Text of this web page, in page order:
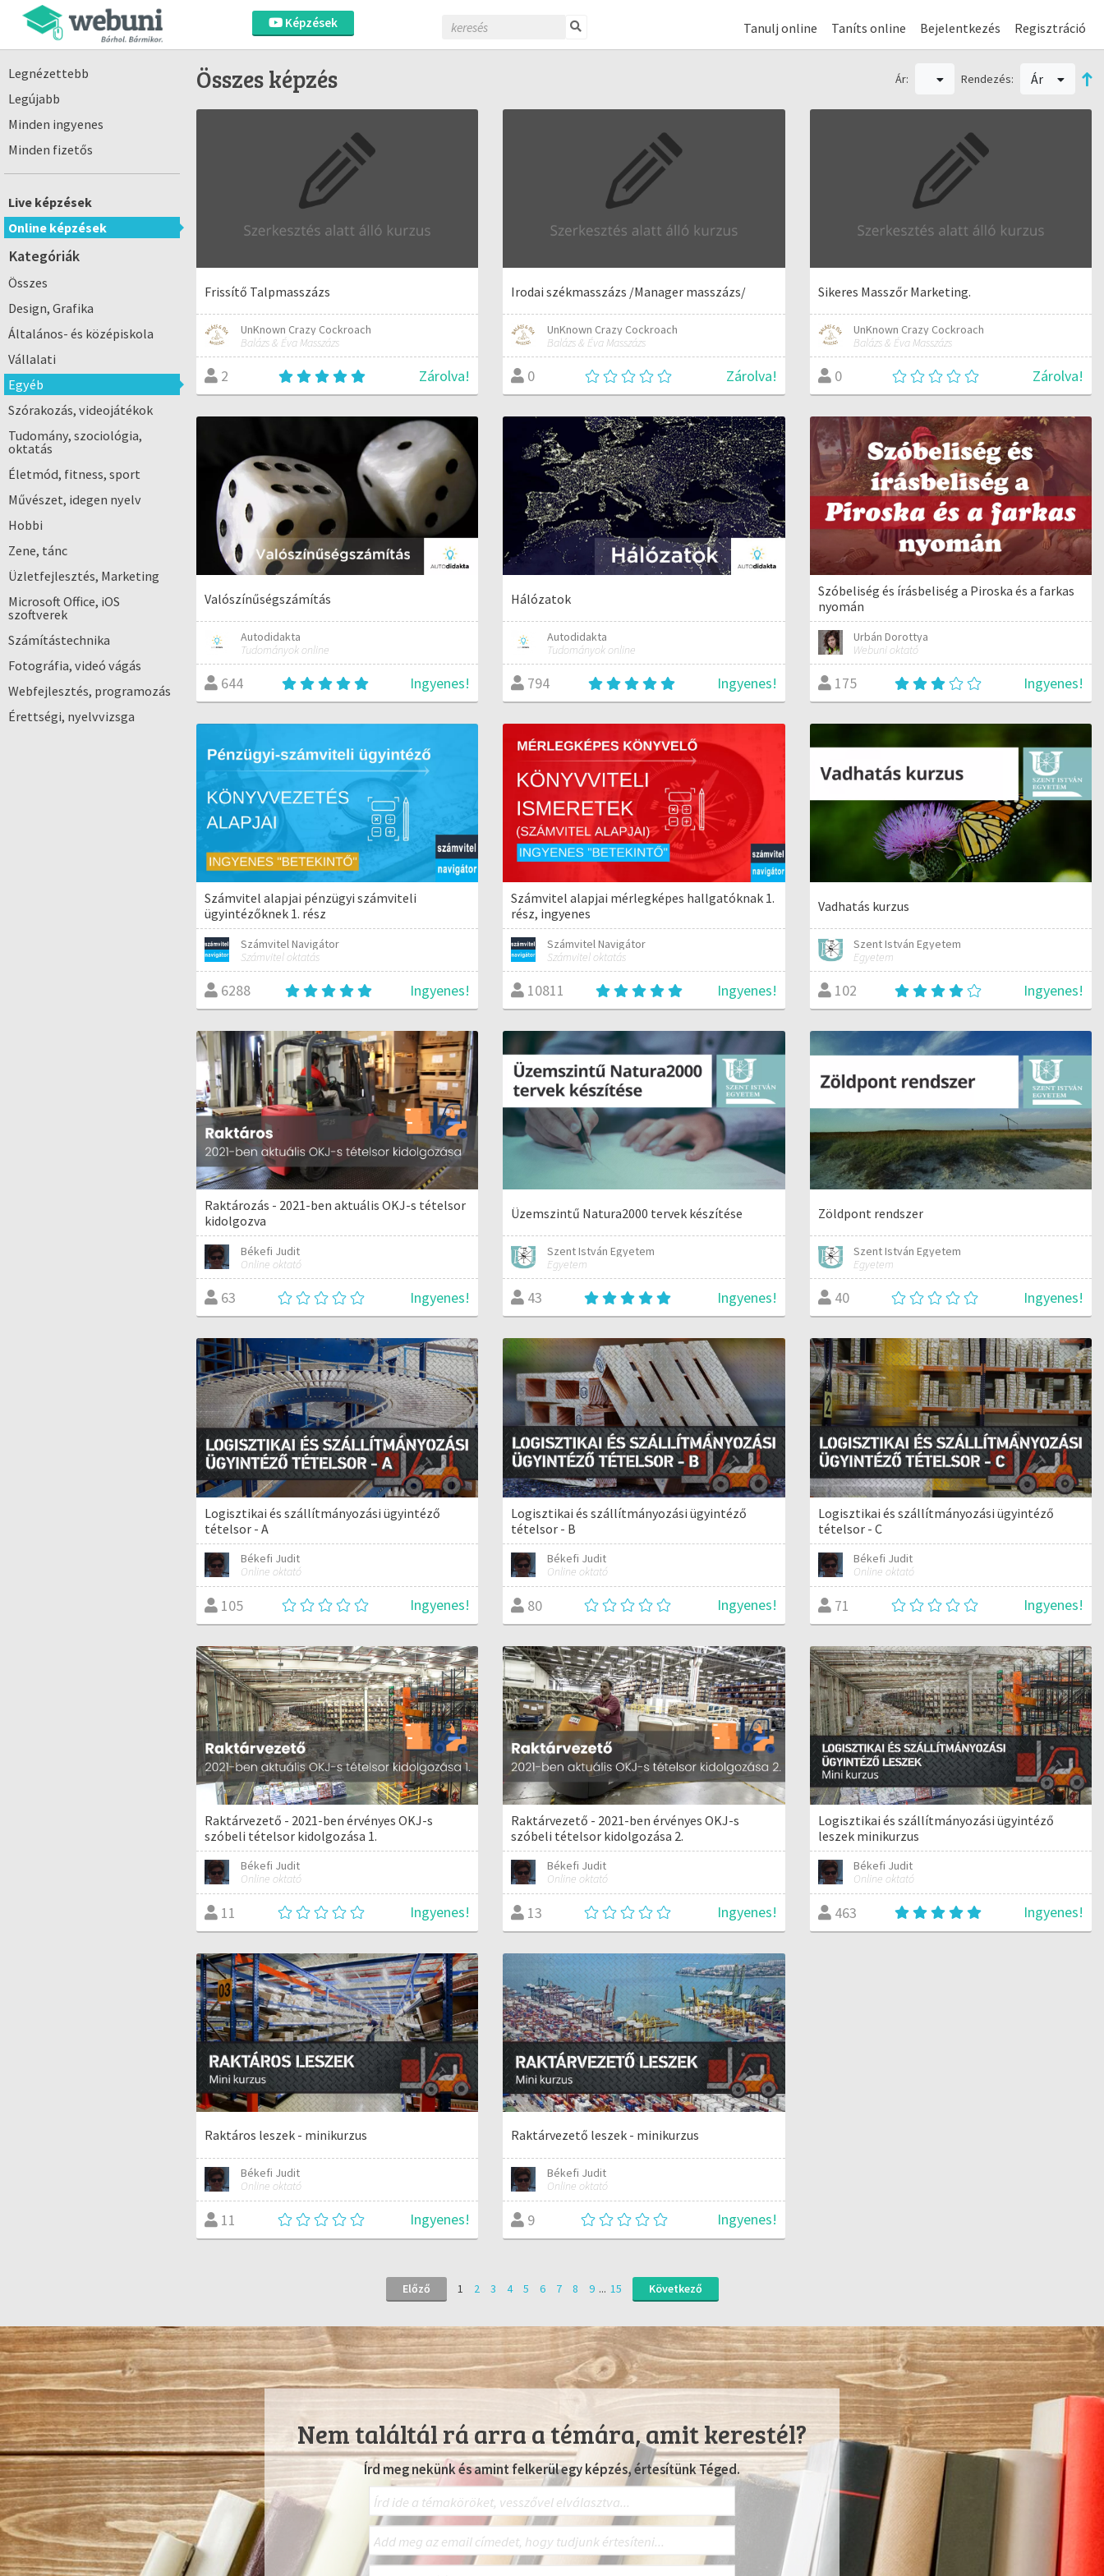
Képzések Tanulj online Taníts online Bejelentkezés Regisztráció
Legnézettebb
Legújabb
Minden ingyenes
Minden fizetős
Live képzések
Online képzések
Kategóriák
Összes
Design, Grafika
Általános- és középiskola
Vállalati
Egyéb
Szórakozás, videojátékok
Tudomány, szociológia,
oktatás
Életmód, fitness, sport
Művészet, idegen nyelv
Hobbi
Zene, tánc
Üzletfejlesztés, Marketing
Microsoft Office, iOS
szoftverek
Számítástechnika
Fotográfia, videó vágás
Webfejlesztés, programozás
Érettségi, nyelvvizsga
Összes képzés Ár: Rendezés: Ár
Frissítő Talpmasszázs
UnKnown Crazy Cockroach
Balázs & Éva Masszázs
2 Zárolva!
Irodai székmasszázs /Manager masszázs/
UnKnown Crazy Cockroach
Balázs & Éva Masszázs
0 Zárolva!
Sikeres Masszőr Marketing.
UnKnown Crazy Cockroach
Balázs & Éva Masszázs
0 Zárolva!
Valószínűségszámítás
Autodidakta
Tudományok online
644 Ingyenes!
Hálózatok
Autodidakta
Tudományok online
794 Ingyenes!
Szóbeliség és írásbeliség a Piroska és a farkas
nyomán
Urbán Dorottya
Webuni oktató
175 Ingyenes!
Számvitel alapjai pénzügyi számviteli
ügyintézőknek 1. rész
Számvitel Navigátor
Számvitel oktatás
6288 Ingyenes!
Számvitel alapjai mérlegképes hallgatóknak 1.
rész, ingyenes
Számvitel Navigátor
Számvitel oktatás
10811 Ingyenes!
Vadhatás kurzus
Szent István Egyetem
Egyetem
102 Ingyenes!
Raktározás - 2021-ben aktuális OKJ-s tételsor
kidolgozva
Békefi Judit
Online oktató
63 Ingyenes!
Üzemszintű Natura2000 tervek készítése
Szent István Egyetem
Egyetem
43 Ingyenes!
Zöldpont rendszer
Szent István Egyetem
Egyetem
40 Ingyenes!
Logisztikai és szállítmányozási ügyintéző
tételsor - A
Békefi Judit
Online oktató
105 Ingyenes!
Logisztikai és szállítmányozási ügyintéző
tételsor - B
Békefi Judit
Online oktató
80 Ingyenes!
Logisztikai és szállítmányozási ügyintéző
tételsor - C
Békefi Judit
Online oktató
71 Ingyenes!
Raktárvezető - 2021-ben érvényes OKJ-s
szóbeli tételsor kidolgozása 1.
Békefi Judit
Online oktató
11 Ingyenes!
Raktárvezető - 2021-ben érvényes OKJ-s
szóbeli tételsor kidolgozása 2.
Békefi Judit
Online oktató
13 Ingyenes!
Logisztikai és szállítmányozási ügyintéző
leszek minikurzus
Békefi Judit
Online oktató
463 Ingyenes!
Raktáros leszek - minikurzus
Békefi Judit
Online oktató
11 Ingyenes!
Raktárvezető leszek - minikurzus
Békefi Judit
Online oktató
9 Ingyenes!
Előző 1 2 3 4 5 6 7 8 9 ... 15 Következő
Nem találtál rá arra a témára, amit kerestél?
Írd meg nekünk és amint felkerül egy képzés, értesítünk Téged.